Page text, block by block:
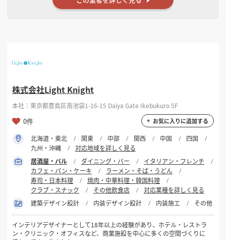
株式会社Light Knight
本社：東京都豊島区南池袋1-16-15 Daiya Gate Ikebukuro 5F
0件 お気に入りに追加する
北海道・東北 関東 中部 関西 中国
四国
九州・沖縄
対応地域を詳しく見る
居酒屋・バル
ダイニング・バー
イタリアン・フレンチ
カフェ・パン・ケーキ
ラーメン・そば・うどん
寿司・日本料理
焼肉・中華料理・韓国料理
クラブ・スナック
その他飲食店
対応業種を詳しく見る
建築デザイン設計
内装デザイン設計 内装施工 その他
インテリアデザイナーとして18年以上の経験があり、ホテル・レストラ
ン・クリニック・オフィスなど、商業施設を中心に多くの空間づくりに